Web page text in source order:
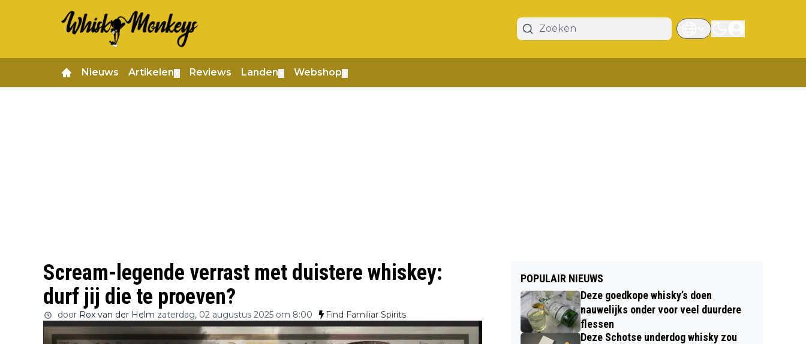
Nieuws Artikelen Reviews Landen Webshop
Scream-legende verrast met duistere whiskey:
durf jij die te proeven?
door Rox van der Helm zaterdag, 02 augustus 2025 om 8:00 Find Familiar Spirits
POPULAIR NIEUWS
Deze goedkope whisky’s doen
nauwelijks onder voor veel duurdere
flessen
Deze Schotse underdog whisky zou